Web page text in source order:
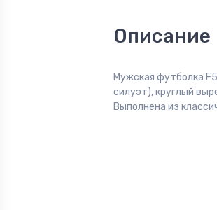
Описание
Мужская футболка
силуэт), круглый
Выполнена из